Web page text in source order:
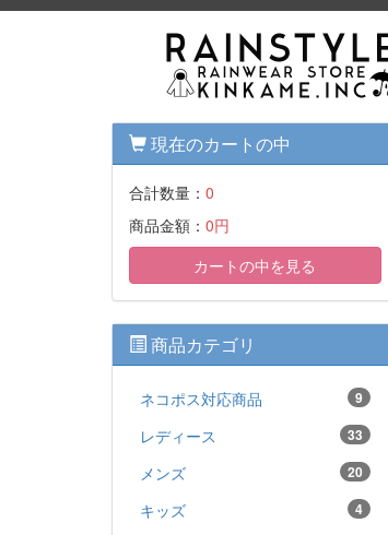
現在のカートの中
合計数量： 0
商品金額： 0円
カートの中を見る
商品カテゴリ
ネコポス対応商品 9
レディース 33
メンズ 20
キッズ 4